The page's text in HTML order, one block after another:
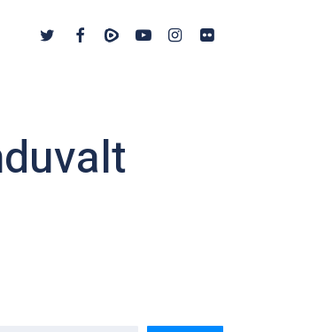
twitter facebook
vimeo youtubeinstagram
flickr